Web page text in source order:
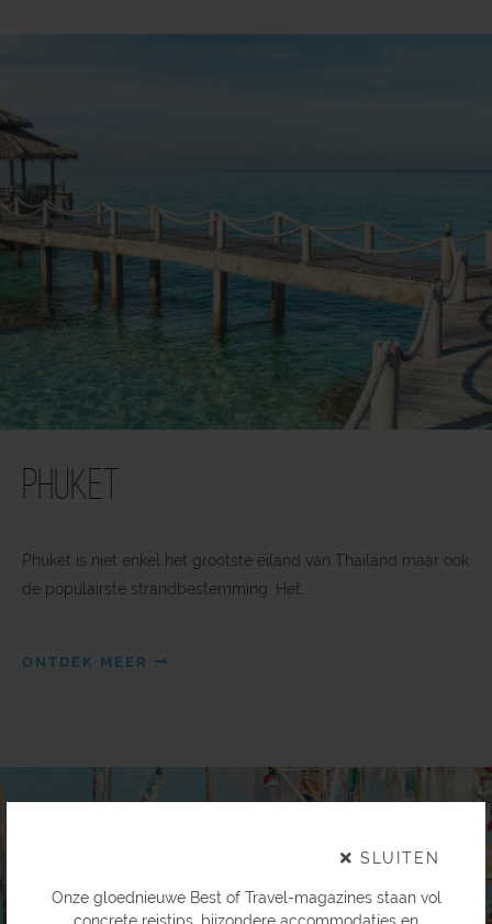
SLUITEN
Onze gloednieuwe Best of Travel-magazines staan vol
×
Phuket
Phuket is niet enkel het grootste eiland van Thailand maar ook
de populairste strandbestemming. Het...
ONTDEK MEER